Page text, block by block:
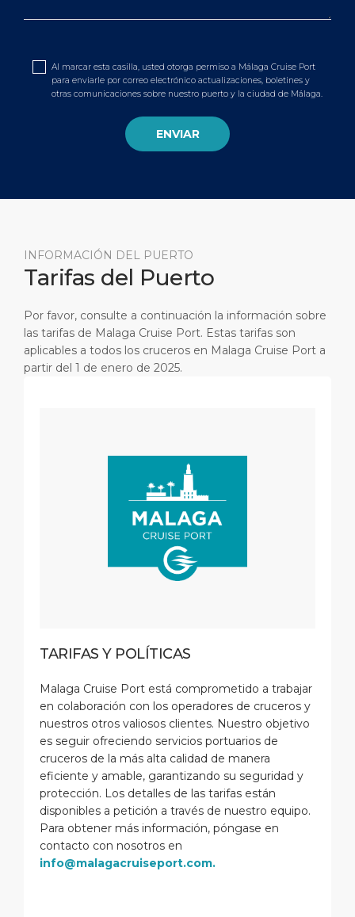
Al marcar esta casilla, usted otorga permiso a Málaga Cruise Port
para enviarle por correo electrónico actualizaciones, boletines y
otras comunicaciones sobre nuestro puerto y la ciudad de Málaga.
INFORMACIÓN DEL PUERTO
Tarifas del Puerto
Por favor, consulte a continuación la información sobre
las tarifas de Malaga Cruise Port. Estas tarifas son
aplicables a todos los cruceros en Malaga Cruise Port a
partir del 1 de enero de 2025.
TARIFAS Y POLÍTICAS
Malaga Cruise Port está comprometido a trabajar
en colaboración con los operadores de cruceros y
nuestros otros valiosos clientes. Nuestro objetivo
es seguir ofreciendo servicios portuarios de
cruceros de la más alta calidad de manera
eficiente y amable, garantizando su seguridad y
protección. Los detalles de las tarifas están
disponibles a petición a través de nuestro equipo.
Para obtener más información, póngase en
contacto con nosotros en
info@malagacruiseport.com.